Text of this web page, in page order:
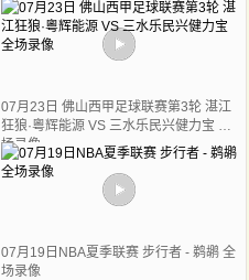
07月23日 佛山西甲足球联赛第3轮 湛江
狂狼·粵辉能源 VS 三水乐民兴健力宝 全
场录像
07月19日NBA夏季联赛 步行者 - 鹈鹕 全
场录像